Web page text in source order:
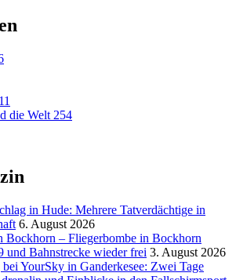
die Welt 254
in Hude: Mehrere Tatverdächtige in
6. August 2026
Bockhorn – Fliegerbombe in Bockhorn
und Bahnstrecke wieder frei 3. August 2026
YourSky in Ganderkesee: Zwei Tage